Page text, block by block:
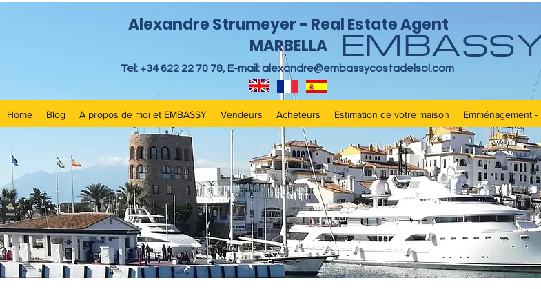
Alexandre Strumeyer - Real Estate Agent
MARBELLA
Tel: +34 622 22 70 78, E-mail:alexandre@embassycostadelsol.com
Home Blog A propos de moi et EMBASSY Vendeurs Acheteurs Estimation de votre maison Emménagement